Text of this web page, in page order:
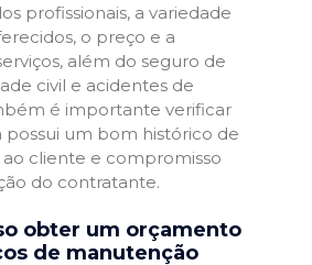
profissionais, a variedade
o preço e a
além do seguro de
civil e acidentes de
é importante verificar
possui um bom histórico de
cliente e compromisso
do contratante.
obter um orçamento
de manutenção